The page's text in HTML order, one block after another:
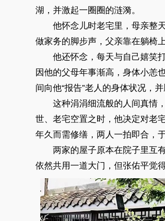
湖，并激起一圈圈的涟漪。
他怀念儿时老宅里，母亲整
做家务的脚步声，父亲靠在躺椅
他还怀念，每天与自己嬉笑打
因他的父母年事渐高，身体小恙
间向他“报告”老人的身体状况，并
这种涓涓细流般的人间真情，
世、老宅空置之时，他决定对老
年久而需修缮，两人一拍即合，
两家的屋子原本在院子里互有
依然共用一道大门，但张佑平觉